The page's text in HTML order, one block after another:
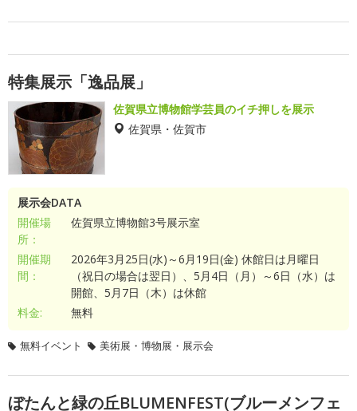
特集展示「逸品展」
佐賀県立博物館学芸員のイチ押しを展示
佐賀県・佐賀市
展示会DATA
開催場
所：
佐賀県立博物館3号展示室
開催期
間：
2026年3月25日(水)～6月19日(金) 休館日は月曜日
（祝日の場合は翌日）、5月4日（月）～6日（水）は
開館、5月7日（木）は休館
料金:
無料
無料イベント 美術展・博物展・展示会
ぼたんと緑の丘BLUMENFEST(ブルーメンフェ